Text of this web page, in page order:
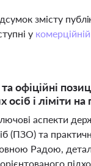
змісту
у
офіційні
і ліміти на
аспекти
(ПЗО) та
Радою,
орієнтованого